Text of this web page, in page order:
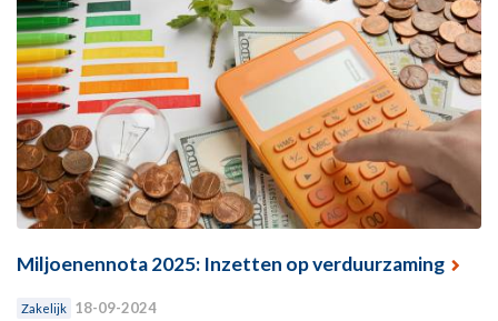
Miljoenennota 2025: Inzetten op verduurzaming
Zakelijk 18-09-2024